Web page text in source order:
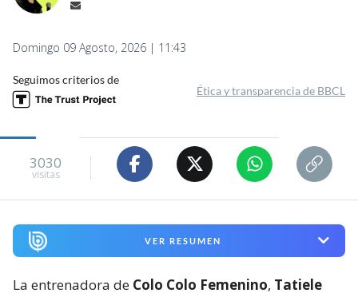
Domingo 09 Agosto, 2026 | 11:43
Seguimos criterios de
Ética y transparencia de BBCL
3030
visitas
VER RESUMEN
La entrenadora de Colo Colo Femenino, Tatiele